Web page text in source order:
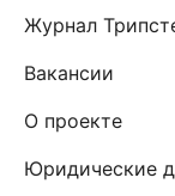
Журнал
Вакансии
О проекте
Юридические